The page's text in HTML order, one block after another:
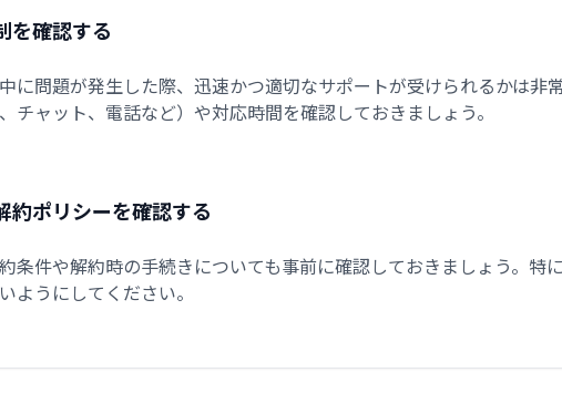
を確認する
に問題が発生した際、迅速かつ適切なサポートが受けられるかは非
チャット、電話など）や対応時間を確認しておきましょう。
約ポリシーを確認する
条件や解約時の手続きについても事前に確認しておきましょう。特
ようにしてください。